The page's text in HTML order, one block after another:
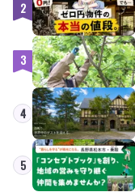
2
3
4
5